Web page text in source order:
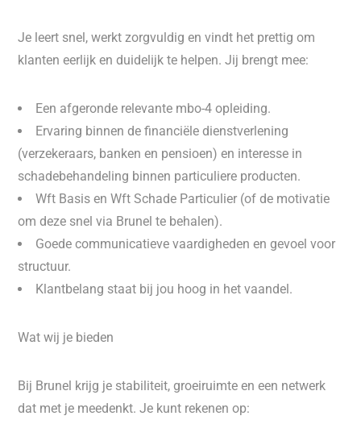
Je leert snel, werkt zorgvuldig en vindt het prettig om
klanten eerlijk en duidelijk te helpen. Jij brengt mee:
Een afgeronde relevante mbo-4 opleiding.
Ervaring binnen de financiële dienstverlening
(verzekeraars, banken en pensioen) en interesse in
schadebehandeling binnen particuliere producten.
Wft Basis en Wft Schade Particulier (of de motivatie
om deze snel via Brunel te behalen).
Goede communicatieve vaardigheden en gevoel voor
structuur.
Klantbelang staat bij jou hoog in het vaandel.
Wat wij je bieden
Bij Brunel krijg je stabiliteit, groeiruimte en een netwerk
dat met je meedenkt. Je kunt rekenen op: